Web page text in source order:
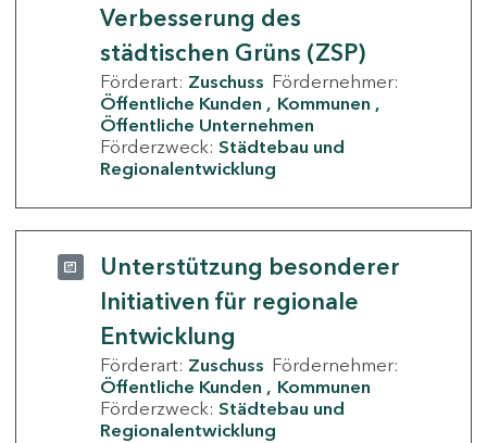
Verbesserung des
städtischen Grüns (ZSP)
Förderart: Zuschuss Fördernehmer:
Öffentliche Kunden
Kommunen
Öffentliche Unternehmen
Förderzweck: Städtebau und
Regionalentwicklung
Unterstützung besonderer
Initiativen für regionale
Entwicklung
Förderart: Zuschuss Fördernehmer:
Öffentliche Kunden
Kommunen
Förderzweck: Städtebau und
Regionalentwicklung